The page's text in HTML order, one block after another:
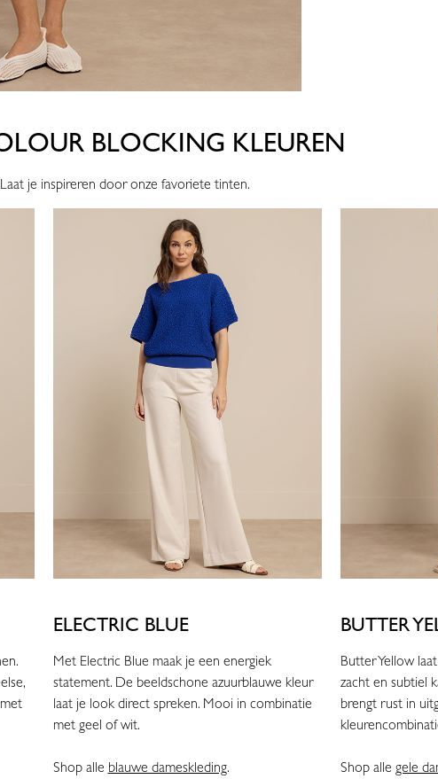
BLOCKING KLEUREN
je inspireren door onze favoriete tinten.
ELECTRIC BLUE
Met Electric Blue maak je een energiek
statement. De beeldschone azuurblauwe kleur
laat je look direct spreken. Mooi in combinatie
met geel of wit.
Shop alle blauwe dameskleding.
BUTTER
Butter Yellow
zacht en subtiel
brengt rust in
Shop alle gele